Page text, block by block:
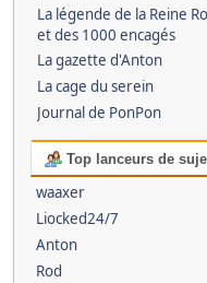
La légende de la Reine
et des 1000 encagés
La gazette d'Anton
La cage du serein
Journal de PonPon
Top lanceurs de
waaxer
Liocked24/7
Anton
Rod